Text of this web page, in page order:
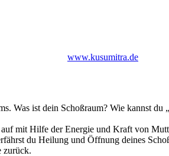
www.kusumitra.de
Was ist dein Schoßraum? Wie kannst
mit Hilfe der Energie und Kraft von
du Heilung und Öffnung deines
zurück.